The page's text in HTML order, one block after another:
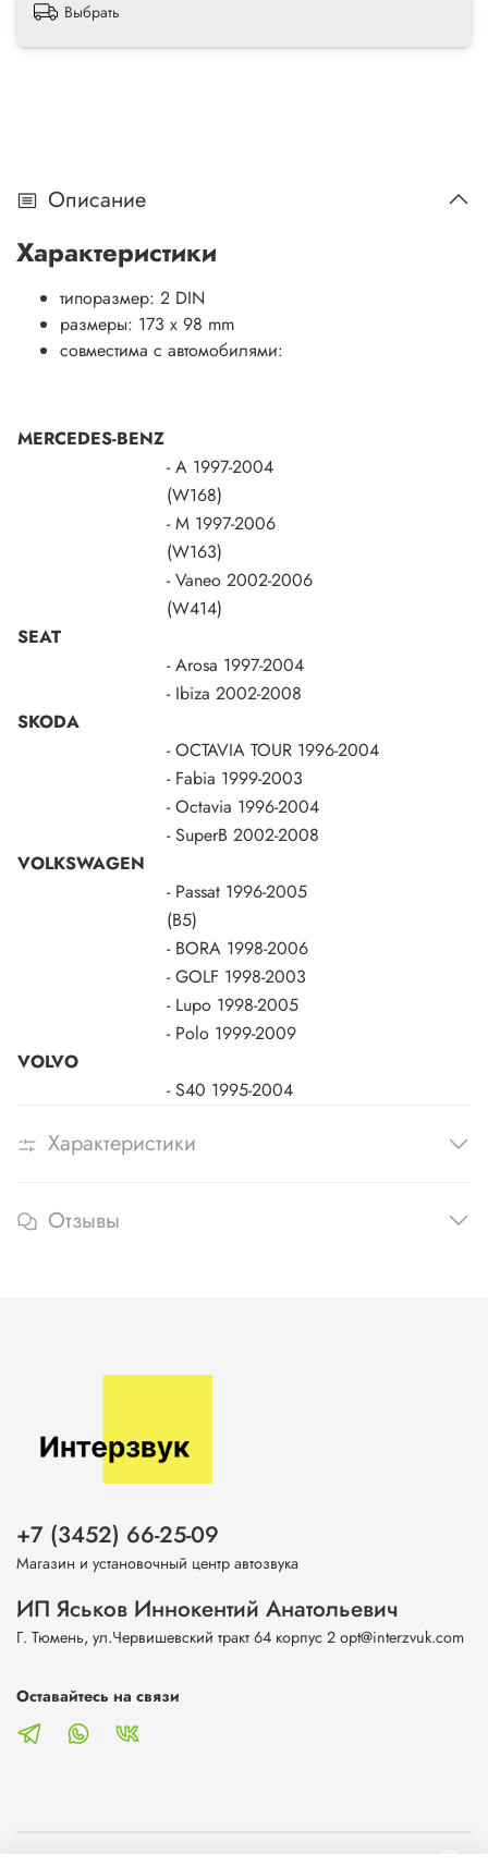
Выбрать
Описание
Характеристики
типоразмер: 2 DIN
размеры: 173 x 98 mm
совместима с автомобилями:
MERCEDES-BENZ
- A 1997-2004
(W168)
- M 1997-2006
(W163)
- Vaneo 2002-2006
(W414)
SEAT
- Arosa 1997-2004
- Ibiza 2002-2008
SKODA
- OCTAVIA TOUR 1996-2004
- Fabia 1999-2003
- Octavia 1996-2004
- SuperB 2002-2008
VOLKSWAGEN
- Passat 1996-2005
(B5)
- BORA 1998-2006
- GOLF 1998-2003
- Lupo 1998-2005
- Polo 1999-2009
VOLVO
- S40 1995-2004
Характеристики
Отзывы
+7 (3452) 66-25-09
Магазин и установочный центр автозвука
ИП Яськов Иннокентий Анатольевич
Г. Тюмень, ул.Червишевский тракт 64 корпус 2 opt@interzvuk.com
Оставайтесь на связи